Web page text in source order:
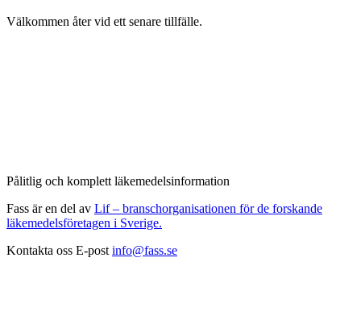
Välkommen åter vid ett senare tillfälle.
Pålitlig och komplett läkemedelsinformation
Fass är en del av Lif – branschorganisationen för de forskande
läkemedelsföretagen i Sverige.
Kontakta oss E-post info@fass.se